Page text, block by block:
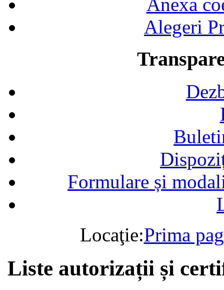
Alegeri
Formulare și
Locaţie:Prima
Liste autorizații și